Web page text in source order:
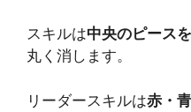
スキルは中央のピース
丸く消します。
リーダースキルは赤・